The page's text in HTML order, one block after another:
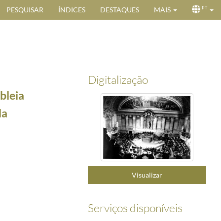
PESQUISAR ÍNDICES DESTAQUES MAIS PT
e militares, por ocasião da cerimónia da sua tomada de posse como primeiro
jantar oferecido em honra do Marechal Tito assinalando a sua passagem pelo Algarve
jugoslavo, Marechal Tito, durante um Encontro entre os 2 Chefes de Estado no Algarve.
2 de abril de 1976.
1976-04-02/1976-04-02
Digitalização
Visualizar
Serviços disponíveis